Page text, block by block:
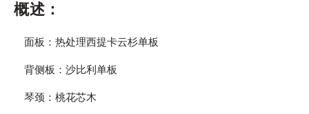
概述：
面板：热处理西提卡云杉单板
背侧板：沙比利单板
琴颈：桃花芯木